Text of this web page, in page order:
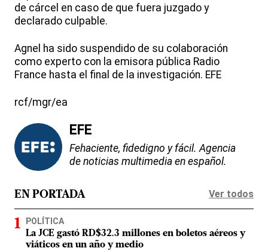
de cárcel en caso de que fuera juzgado y
declarado culpable.
Agnel ha sido suspendido de su colaboración
como experto con la emisora pública Radio
France hasta el final de la investigación. EFE
rcf/mgr/ea
EFE
Fehaciente, fidedigno y fácil. Agencia
de noticias multimedia en español.
EN PORTADA Ver todos
POLÍTICA
La JCE gastó RD$32.3 millones en boletos aéreos y
viáticos en un año y medio